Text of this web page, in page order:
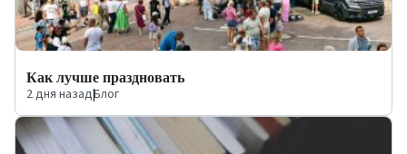
Как лучше праздновать
2 дня назад|Блог